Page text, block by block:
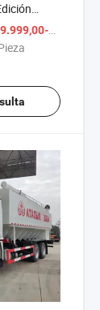
Batería
29.000,00